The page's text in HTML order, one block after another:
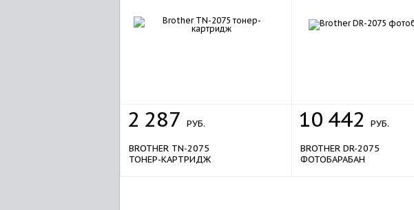
2 287 РУБ.
BROTHER TN-2075
ТОНЕР-КАРТРИДЖ
10 442 РУБ.
BROTHER DR-2075
ФОТОБАРАБАН